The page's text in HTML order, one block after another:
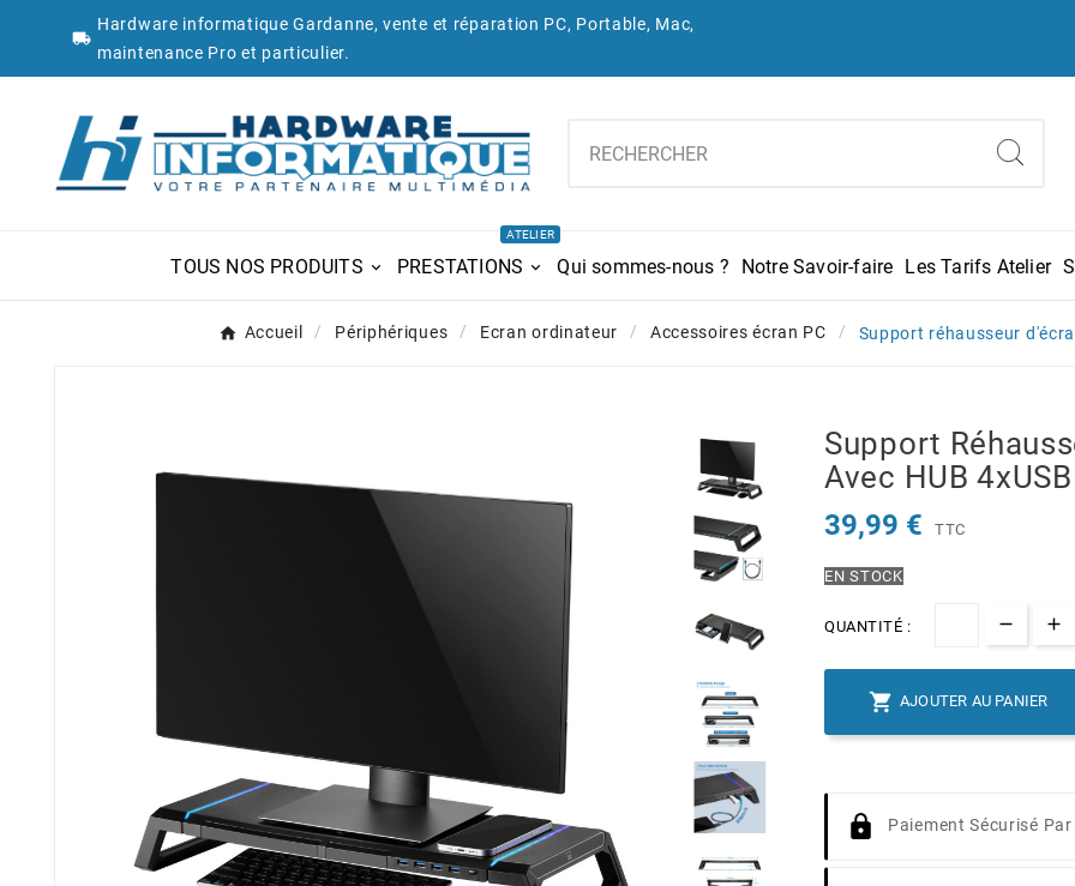

Hardware informatique Gardanne, vente et réparation PC, Portable, Mac,
maintenance Pro et particulier.
TOUS NOS PRODUITS PRESTATIONS
ATELIER
Qui sommes-nous ? Notre Savoir-faire Les Tarifs Atelier
Accueil Périphériques Ecran ordinateur Accessoires écran PC Support réhausseur
Support
Avec HUB
39,99 € TTC
EN STOCK
QUANTITÉ :
 AJOUTER AU PANIER
Paiement Sécurisé Par